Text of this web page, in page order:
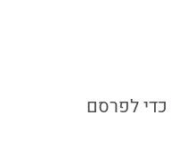
כדי לפרסם